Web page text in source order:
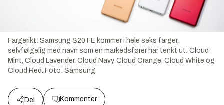
Fargerikt: Samsung S20 FE kommer i hele seks farger,
selvfølgelig med navn som en markedsfører har tenkt ut: Cloud
Mint, Cloud Lavender, Cloud Navy, Cloud Orange, Cloud White og
Cloud Red. Foto: Samsung
Del Kommenter